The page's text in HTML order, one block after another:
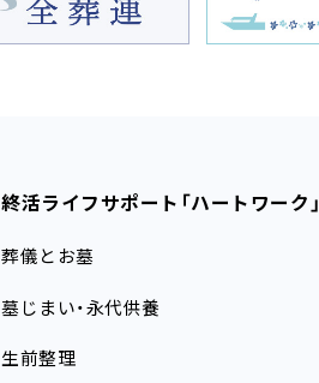
終活ライフサポート 「ハートワーク」
葬儀とお墓
墓じまい・永代供養
生前整理